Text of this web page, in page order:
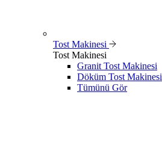
Tost Makinesi
Tost Makinesi
Granit Tost Makinesi
Döküm Tost Makinesi
Tümünü Gör